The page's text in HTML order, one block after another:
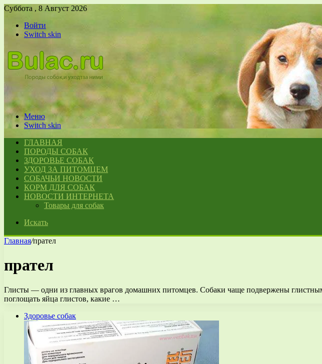
Суббота , 8 Август 2026
Войти
Switch skin
Меню
Switch skin
ГЛАВНАЯ
ПОРОДЫ СОБАК
ЗДОРОВЬЕ СОБАК
УХОД ЗА ПИТОМЦЕМ
СОБАЧЬИ НОВОСТИ
КОРМ ДЛЯ СОБАК
НОВОСТИ ИНТЕРНЕТА
Товары для собак
Искать
Главная/прател
прател
Глисты — одни из главных врагов домашних питомцев. Собаки чаще подвержены
поглощать яйца глистов, какие …
Здоровье собак